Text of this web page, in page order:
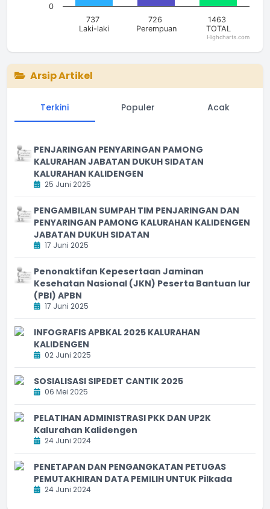
737
Laki-laki
726
Perempuan
1463
TOTAL
0
Highcharts.com
Arsip Artikel
Terkini Populer Acak
PENJARINGAN PENYARINGAN PAMONG
KALURAHAN JABATAN DUKUH SIDATAN
KALURAHAN KALIDENGEN
25 Juni 2025
PENGAMBILAN SUMPAH TIM PENJARINGAN DAN
PENYARINGAN PAMONG KALURAHAN KALIDENGEN
JABATAN DUKUH SIDATAN
17 Juni 2025
Penonaktifan Kepesertaan Jaminan
Kesehatan Nasional (JKN) Peserta Bantuan Iur
(PBI) APBN
17 Juni 2025
INFOGRAFIS APBKAL 2025 KALURAHAN
KALIDENGEN
02 Juni 2025
SOSIALISASI SIPEDET CANTIK 2025
06 Mei 2025
PELATIHAN ADMINISTRASI PKK DAN UP2K
Kalurahan Kalidengen
24 Juni 2024
PENETAPAN DAN PENGANGKATAN PETUGAS
PEMUTAKHIRAN DATA PEMILIH UNTUK Pilkada
24 Juni 2024